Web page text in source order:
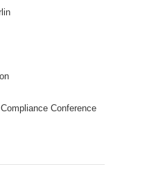
Conference